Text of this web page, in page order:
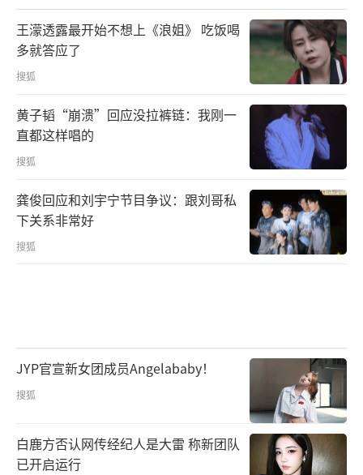
王濛透露最开始不想上《浪姐》 吃饭喝
多就答应了
搜狐
黄子韬“崩溃”回应没拉裤链：我刚一
直都这样唱的
搜狐
龚俊回应和刘宇宁节目争议：跟刘哥私
下关系非常好
搜狐
JYP官宣新女团成员Angelababy！
搜狐
白鹿方否认网传经纪人是大雷 称新团队
已开启运行